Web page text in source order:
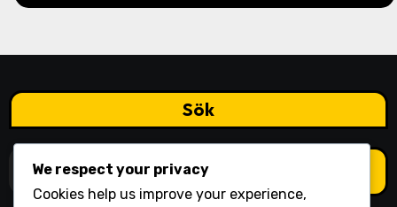
Sök
We respect your privacy
Cookies help us improve your experience,